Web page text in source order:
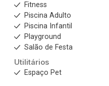
Fitness
Piscina Adulto
Piscina Infantil
Playground
Salão de Festa
Utilitários
Espaço Pet